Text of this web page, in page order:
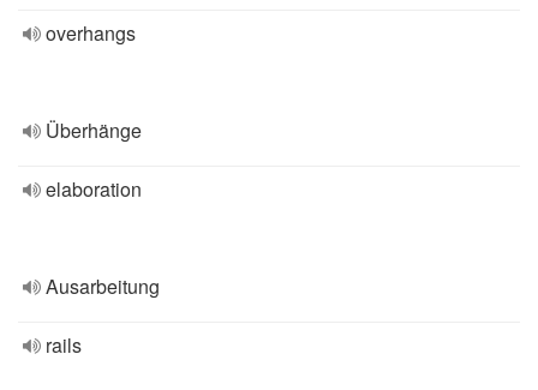
overhangs
Überhänge
elaboration
Ausarbeitung
rails